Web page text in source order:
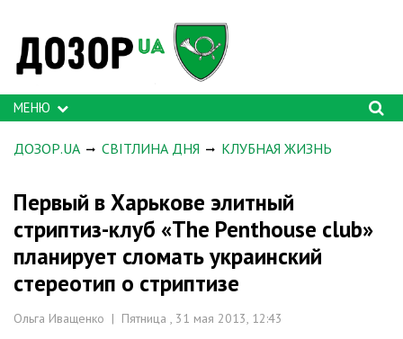
МЕНЮ
ДОЗОР.UA СВІТЛИНА ДНЯ КЛУБНАЯ ЖИЗНЬ
Первый в Харькове элитный
стриптиз-клуб «The Penthouse club»
планирует сломать украинский
стереотип о стриптизе
Ольга Иващенко | Пятница , 31 мая 2013, 12:43